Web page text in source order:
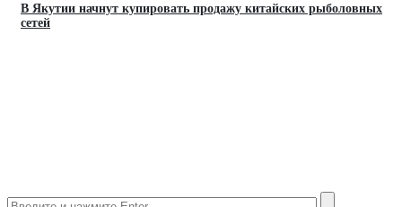
В Якутии начнут купировать продажу китайских рыболовных
сетей